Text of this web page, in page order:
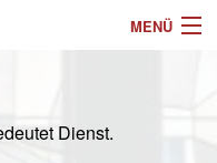
MENÜ
Dienst.